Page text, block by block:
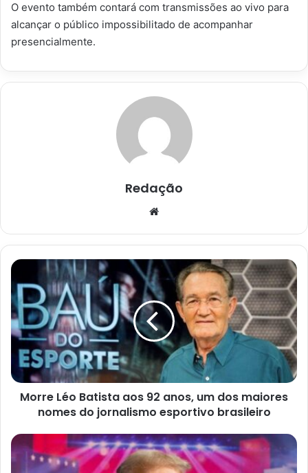
O evento também contará com transmissões ao vivo para
alcançar o público impossibilitado de acompanhar
presencialmente.
Redação
Morre
Léo
Batista
aos
92
anos,
um
dos
maiores
nomes
esportivo
brasileiro
Morre Léo Batista aos 92 anos, um dos maiores
nomes do jornalismo esportivo brasileiro
“A
era